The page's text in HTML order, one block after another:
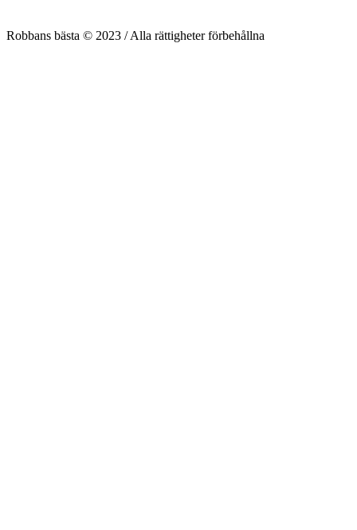
Robbans bästa © 2023 / Alla rättigheter förbehållna